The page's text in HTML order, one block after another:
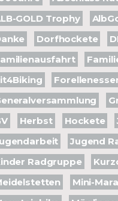
GOLD Trophy
Dorfhockete
Herbst Hockete
Jugend
Radgruppe
Mini-